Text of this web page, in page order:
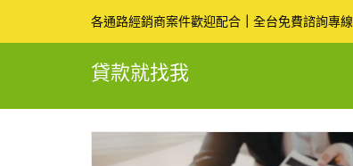
to
各通路經銷商案件歡迎配合 全台免費諮詢專線
貸款就找我